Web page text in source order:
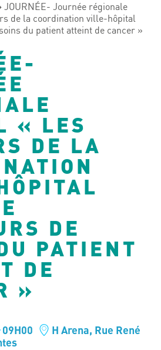
JOURNÉE- Journée régionale
de la coordination ville-hôpital
du patient atteint de cancer »
« LES
DE LA
DE
PATIENT
DE
»
09H00
H Arena, Rue René